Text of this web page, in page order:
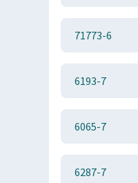
71773-6
6193-7
6065-7
6287-7